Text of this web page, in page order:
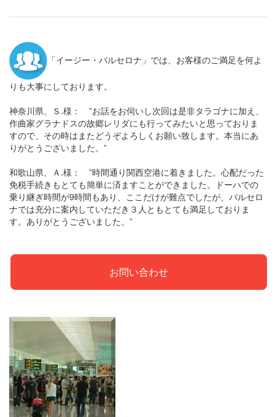
「イージー・バルセロナ」では、お客様のご満足を何よ
りも大事にしております。
神奈川県、Ｓ.様： ”お話をお伺いし次回は是非タラゴナに加え、
作曲家グラナドスの故郷レリダにも行ってみたいと思っておりま
すので、その時はまたどうぞよろしくお願い致します。本当にあ
りがとうございました。”
和歌山県、Ａ.様： ”時間通り関西空港に着きました。心配だった
免税手続きもとても簡単に済ますことができました。ドーハでの
乗り継ぎ時間が9時間もあり、ここだけが難点でしたが、バルセロ
ナでは充分に案内していただき３人ともとても満足しておりま
す。ありがとうございました。”
お問い合わせ